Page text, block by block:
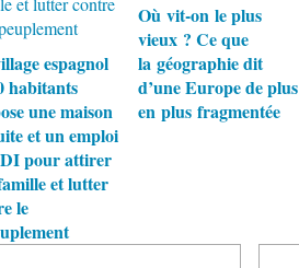
espagnol
habitants
une maison
et un emploi
pour attirer
et lutter
le
Où vit-on le plus
vieux ? Ce que
la géographie dit
d’une Europe de plus
en plus fragmentée